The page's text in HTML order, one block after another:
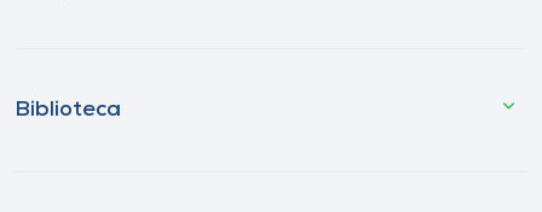
Biblioteca